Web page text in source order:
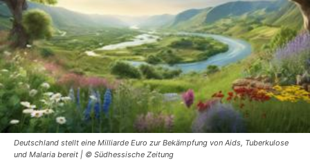
Deutschland stellt eine Milliarde Euro zur Bekämpfung von Aids, Tuberkulose
und Malaria bereit | © Südhessische Zeitung